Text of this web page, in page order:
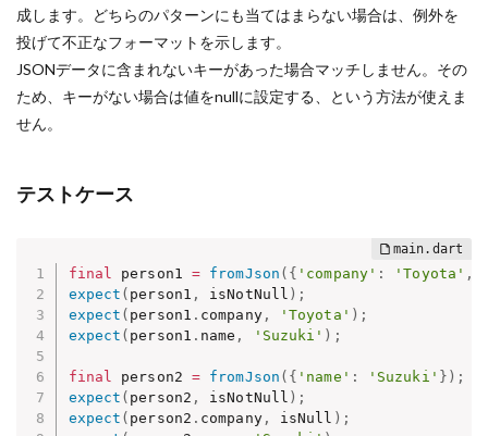
成します。どちらのパターンにも当てはまらない場合は、例外を
投げて不正なフォーマットを示します。
JSONデータに含まれないキーがあった場合マッチしません。その
ため、キーがない場合は値をnullに設定する、という方法が使えま
せん。
テストケース
final person1 = fromJson ( { 'company' : 'Toyota' ,
expect ( person1 , isNotNull ) ;
expect ( person1 . company, 'Toyota' ) ;
expect ( person1 . name , 'Suzuki' ) ;
final person2 = fromJson ( { 'name' : 'Suzuki' } ) ;
expect ( person2 , isNotNull ) ;
expect ( person2 . company, isNull ) ;